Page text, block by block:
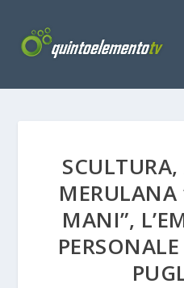
MERULANA
MANI”,